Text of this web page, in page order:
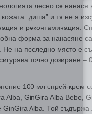
лесно се
кожата „диша” и тя не я
и реконтаминация.
форма за нанасяне
Не на последно място е
точно дозиране
100 мл спрей-крем
Alba, GinGira Alba Bebe,
GinGira Alba. Той съдържа